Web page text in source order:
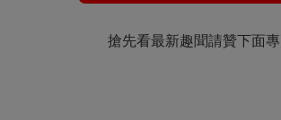
搶先看最新趣聞請贊下面